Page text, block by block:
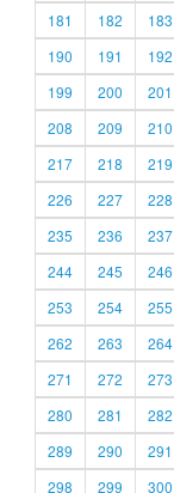
181
182 183
190
191 192
199
200 201
208
209 210
217
218 219
226
227 228
235
236 237
244
245 246
253
254 255
262
263 264
271
272 273
280
281 282
289
290 291
298
299 300